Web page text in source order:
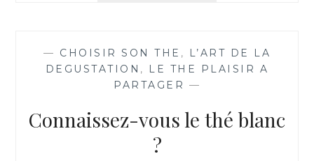
— CHOISIR SON THE ,
L’ART DE LA
DEGUSTATION , LE THE PLAISIR A
PARTAGER —
Connaissez-vous le thé blanc
?